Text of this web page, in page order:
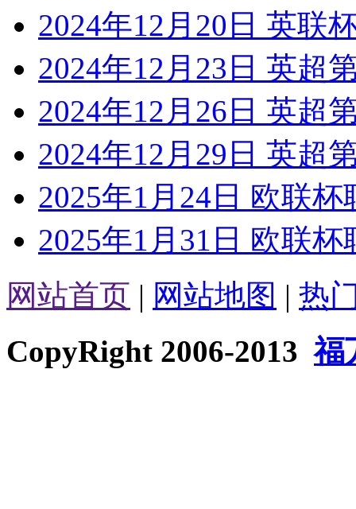
2024年12月20日 英联
2024年12月23日 英超
2024年12月26日 英超
2024年12月29日 英超
2025年1月24日 欧联
2025年1月31日 欧联
网站首页 | 网站地图 | 热
CopyRight 2006-2013福